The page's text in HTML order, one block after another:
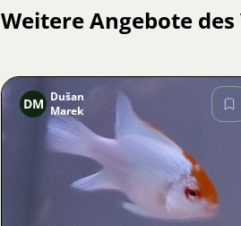
Weitere Angebote
DM Dušan
Marek